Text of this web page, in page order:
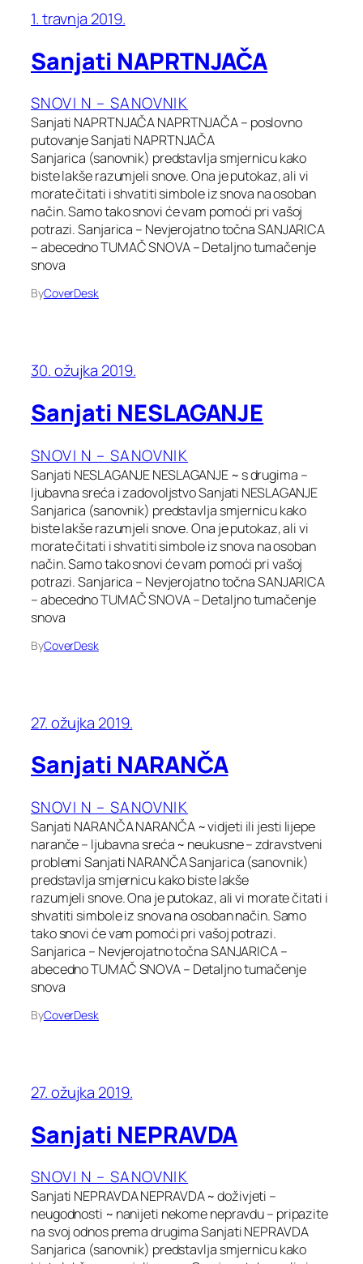
1. travnja 2019.
Sanjati NAPRTNJAČA
SNOVI N – SANOVNIK
Sanjati NAPRTNJAČA NAPRTNJAČA – poslovno
putovanje Sanjati NAPRTNJAČA
Sanjarica (sanovnik) predstavlja smjernicu kako
biste lakše razumjeli snove. Ona je putokaz, ali vi
morate čitati i shvatiti simbole iz snova na osoban
način. Samo tako snovi će vam pomoći pri vašoj
potrazi. Sanjarica – Nevjerojatno točna SANJARICA
– abecedno TUMAČ SNOVA – Detaljno tumačenje
snova
ByCoverDesk
30. ožujka 2019.
Sanjati NESLAGANJE
SNOVI N – SANOVNIK
Sanjati NESLAGANJE NESLAGANJE ~ s drugima –
ljubavna sreća i zadovoljstvo Sanjati NESLAGANJE
Sanjarica (sanovnik) predstavlja smjernicu kako
biste lakše razumjeli snove. Ona je putokaz, ali vi
morate čitati i shvatiti simbole iz snova na osoban
način. Samo tako snovi će vam pomoći pri vašoj
potrazi. Sanjarica – Nevjerojatno točna SANJARICA
– abecedno TUMAČ SNOVA – Detaljno tumačenje
snova
ByCoverDesk
27. ožujka 2019.
Sanjati NARANČA
SNOVI N – SANOVNIK
Sanjati NARANČA NARANČA ~ vidjeti ili jesti lijepe
naranče – ljubavna sreća ~ neukusne – zdravstveni
problemi Sanjati NARANČA Sanjarica (sanovnik)
predstavlja smjernicu kako biste lakše
razumjeli snove. Ona je putokaz, ali vi morate čitati i
shvatiti simbole iz snova na osoban način. Samo
tako snovi će vam pomoći pri vašoj potrazi.
Sanjarica – Nevjerojatno točna SANJARICA –
abecedno TUMAČ SNOVA – Detaljno tumačenje
snova
ByCoverDesk
27. ožujka 2019.
Sanjati NEPRAVDA
SNOVI N – SANOVNIK
Sanjati NEPRAVDA NEPRAVDA ~ doživjeti –
neugodnosti ~ nanijeti nekome nepravdu – pripazite
na svoj odnos prema drugima Sanjati NEPRAVDA
Sanjarica (sanovnik) predstavlja smjernicu kako